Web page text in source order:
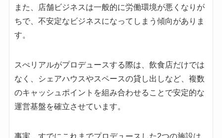
また、店舗ビジネスは一般的に労働環境が悪くなりが
ちで、不安定なビジネスになってしまう傾向がありま
す。
スぺリアルがプロデュースする際は、飲食店だけでは
なく、シェアハウスやスペースの貸し出しなど、複数
のキャッシュポイントを組み合わせることで安定的な
運営基盤を確立させています。
事実、すでにこれまでプロデュースした2つの施設は